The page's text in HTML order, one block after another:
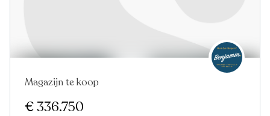
Magazijn te koop
€ 336.750